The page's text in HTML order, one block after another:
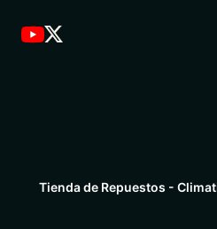
Tienda de Repuestos -